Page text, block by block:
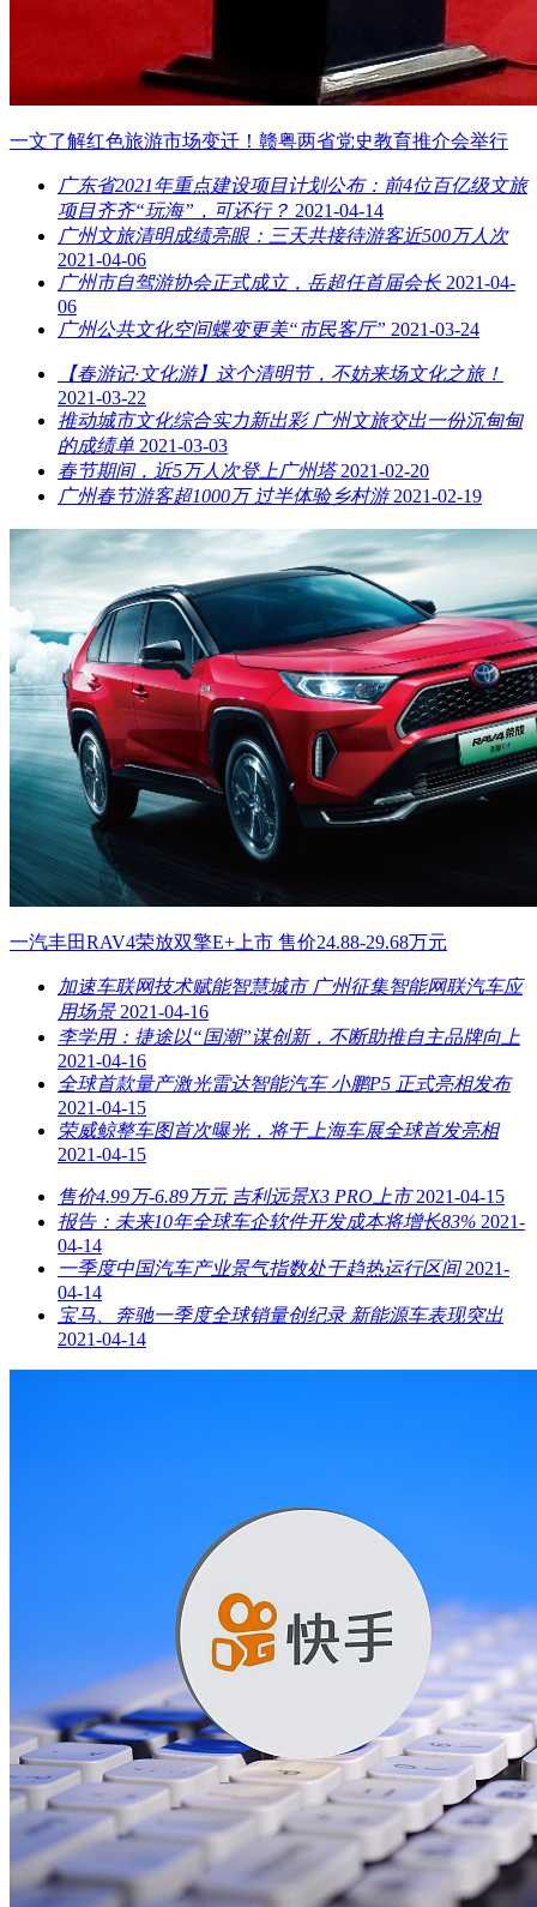
一文了解红色旅游市场变迁！赣粤两省党史教育推介会举行
广东省2021年重点建设项目计划公布：前4位百亿级文旅
项目齐齐“玩海”，可还行？ 2021-04-14
广州文旅清明成绩亮眼：三天共接待游客近500万人次
2021-04-06
广州市自驾游协会正式成立，岳超任首届会长 2021-04-
06
广州公共文化空间蝶变更美“市民客厅” 2021-03-24
【春游记·文化游】这个清明节，不妨来场文化之旅！
2021-03-22
推动城市文化综合实力新出彩 广州文旅交出一份沉甸甸
的成绩单 2021-03-03
春节期间，近5万人次登上广州塔 2021-02-20
广州春节游客超1000万 过半体验乡村游 2021-02-19
一汽丰田RAV4荣放双擎E+上市 售价24.88-29.68万元
加速车联网技术赋能智慧城市 广州征集智能网联汽车应
用场景 2021-04-16
李学用：捷途以“国潮”谋创新，不断助推自主品牌向上
2021-04-16
全球首款量产激光雷达智能汽车 小鹏P5 正式亮相发布
2021-04-15
荣威鲸整车图首次曝光，将于上海车展全球首发亮相
2021-04-15
售价4.99万-6.89万元 吉利远景X3 PRO上市 2021-04-15
报告：未来10年全球车企软件开发成本将增长83% 2021-
04-14
一季度中国汽车产业景气指数处于趋热运行区间 2021-
04-14
宝马、奔驰一季度全球销量创纪录 新能源车表现突出
2021-04-14